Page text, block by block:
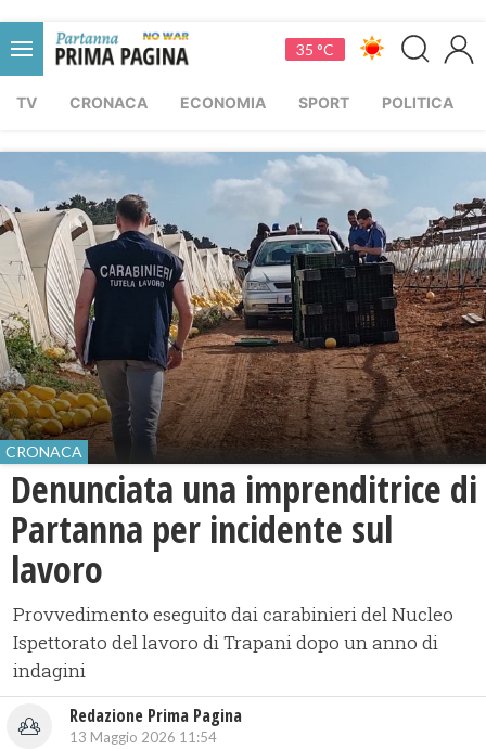
35 °C
TV CRONACA ECONOMIA SPORT POLITICA
CRONACA
Denunciata una imprenditrice di
Partanna per incidente sul
lavoro
Provvedimento eseguito dai carabinieri del Nucleo
Ispettorato del lavoro di Trapani dopo un anno di
indagini
Redazione Prima Pagina
13 Maggio 2026 11:54